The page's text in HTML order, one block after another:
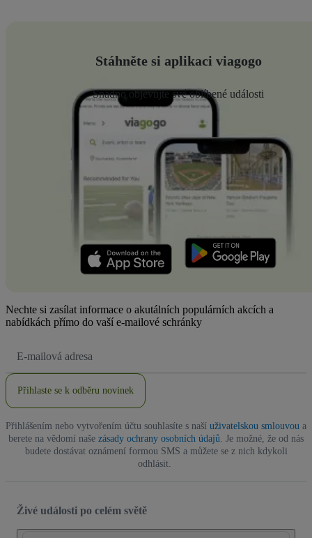
Stáhněte si aplikaci viagogo
Snadno objevujte své oblíbené události
Nechte si zasílat informace o akutálních populárních akcích a
nabídkách přímo do vaší e-mailové schránky
adresa
Přihlaste se k odběru novinek
Přihlášením nebo vytvořením účtu souhlasíte s naší uživatelskou smlouvou a
berete na vědomí naše zásady ochrany osobních údajů. Je možné, že od nás
budete dostávat oznámení formou SMS a můžete se z nich kdykoli
odhlásit.
Živé události po celém světě